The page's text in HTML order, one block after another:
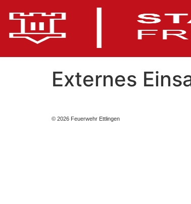
Externes
© 2026 Feuerwehr Ettlingen